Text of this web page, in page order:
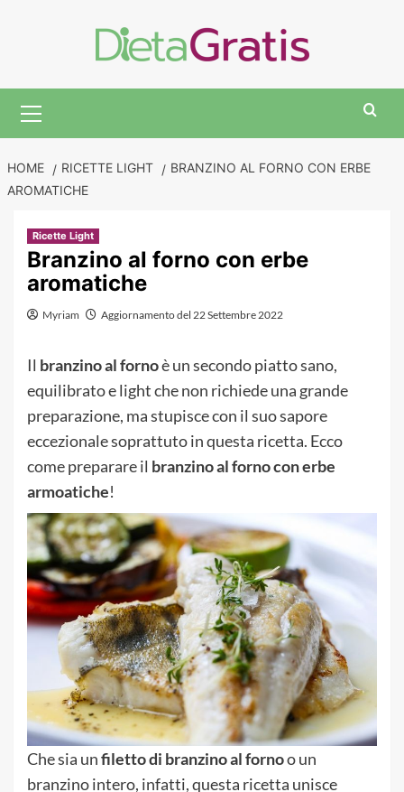
Menu
HOME RICETTE LIGHT
BRANZINO AL FORNO CON ERBE
AROMATICHE
Ricette Light
Branzino al forno con erbe
aromatiche
Myriam Aggiornamento del 22 Settembre 2022
Il branzino al fornoè un secondo piatto sano,
equilibrato e light che non richiede una grande
preparazione, ma stupisce con il suo sapore
eccezionale soprattuto in questa ricetta. Ecco
come preparare il branzino al forno con erbe
armoatiche!
Che sia unfiletto di branzino al fornoo un
branzino intero, infatti, questa ricetta unisce